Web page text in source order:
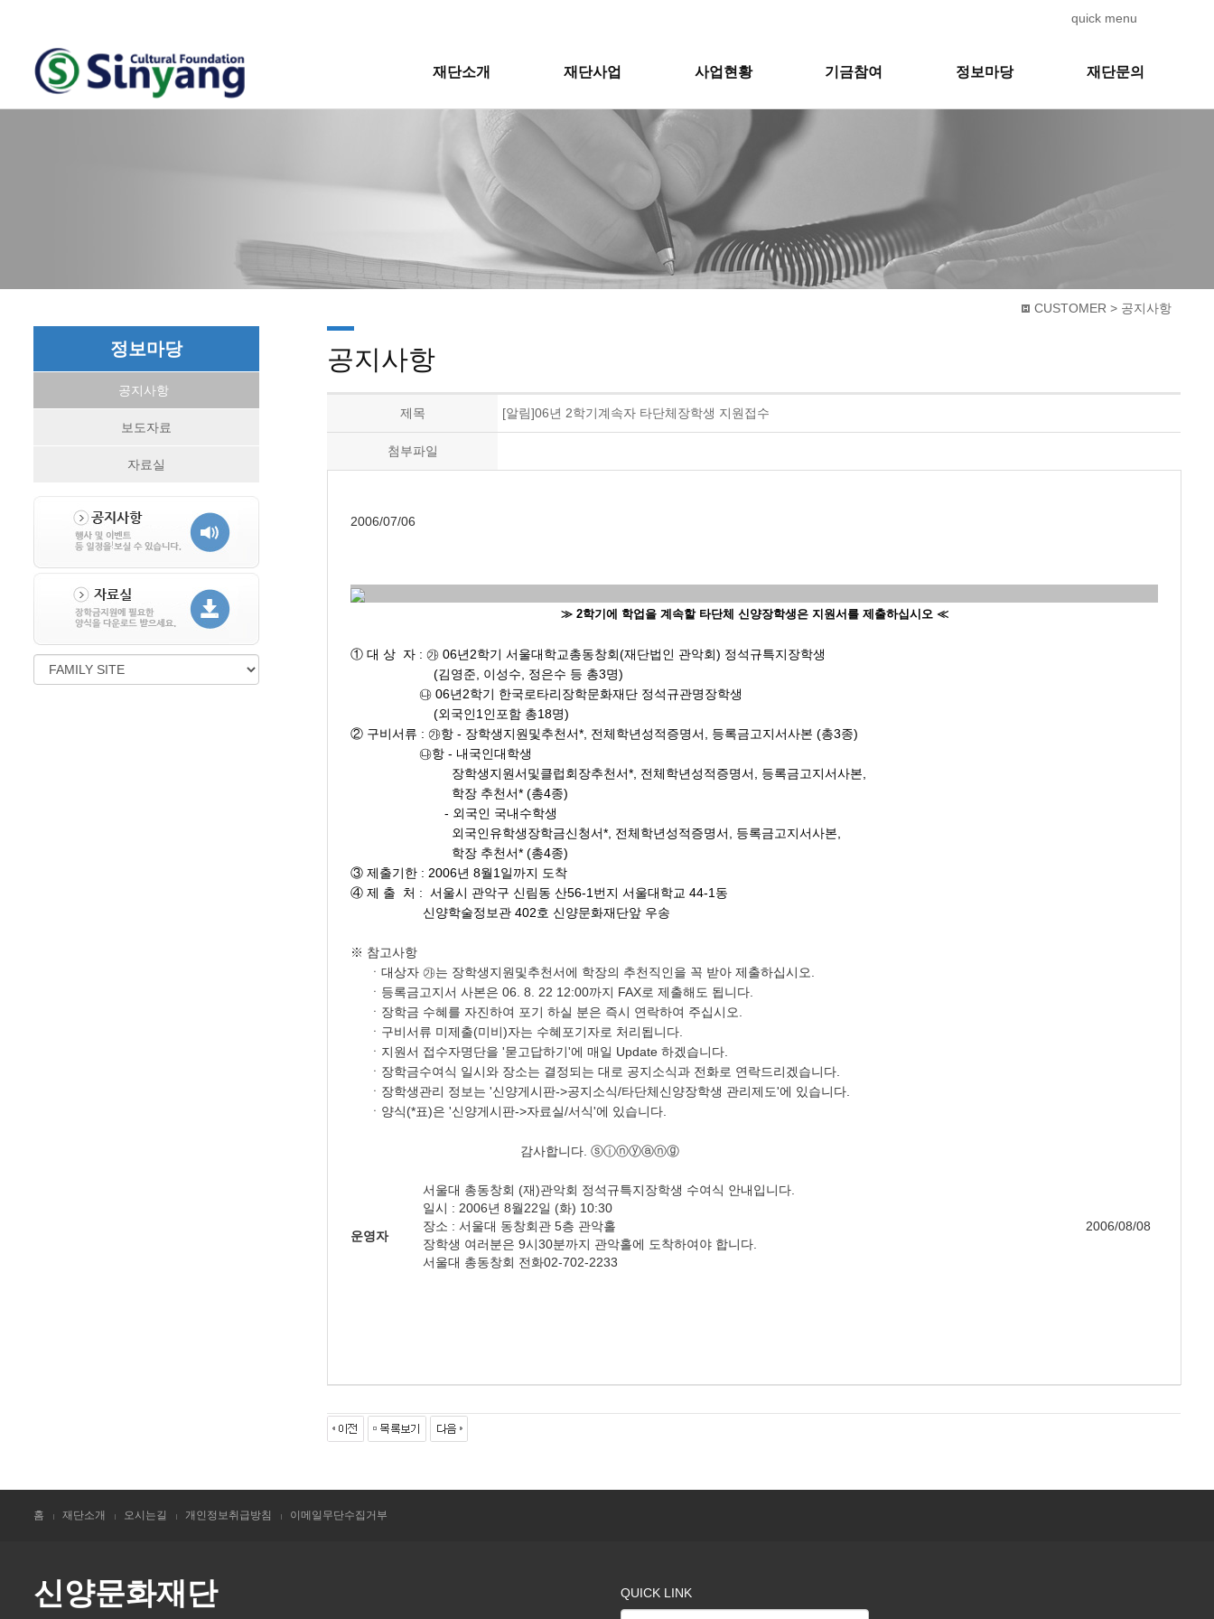
quick menu
재단소개 재단사업 사업현황 기금참여 정보마당 재단문의
CUSTOMER > 공지사항
공지사항
제목 [알림]06년 2학기계속자 타단체장학생 지원접수
첨부파일
2006/07/06
≫ 2학기에 학업을 계속할 타단체 신양장학생은 지원서를 제출하십시오 ≪
① 대 상 자 : ㉮ 06년2학기 서울대학교총동창회(재단법인 관악회) 정석규특지장학생
(김영준, 이성수, 정은수 등 총3명)
㉯ 06년2학기 한국로타리장학문화재단 정석규관명장학생
(외국인1인포함 총18명)
② 구비서류 : ㉮항 - 장학생지원및추천서*, 전체학년성적증명서, 등록금고지서사본 (총3종)
㉯항 - 내국인대학생
장학생지원서및클럽회장추천서*, 전체학년성적증명서, 등록금고지서사본,
학장 추천서* (총4종)
- 외국인 국내수학생
외국인유학생장학금신청서*, 전체학년성적증명서, 등록금고지서사본,
학장 추천서* (총4종)
③ 제출기한 : 2006년 8월1일까지 도착
④ 제 출 처 : 서울시 관악구 신림동 산56-1번지 서울대학교 44-1동
신양학술정보관 402호 신양문화재단앞 우송
※ 참고사항
ㆍ대상자 ㉮는 장학생지원및추천서에 학장의 추천직인을 꼭 받아 제출하십시오.
ㆍ등록금고지서 사본은 06. 8. 22 12:00까지 FAX로 제출해도 됩니다.
ㆍ장학금 수혜를 자진하여 포기 하실 분은 즉시 연락하여 주십시오.
ㆍ구비서류 미제출(미비)자는 수혜포기자로 처리됩니다.
ㆍ지원서 접수자명단을 '묻고답하기'에 매일 Update 하겠습니다.
ㆍ장학금수여식 일시와 장소는 결정되는 대로 공지소식과 전화로 연락드리겠습니다.
ㆍ장학생관리 정보는 '신양게시판->공지소식/타단체신양장학생 관리제도'에 있습니다.
ㆍ양식(*표)은 '신양게시판->자료실/서식'에 있습니다.
감사합니다. ⓢⓘⓝⓨⓐⓝⓖ
운영자
서울대 총동창회 (재)관악회 정석규특지장학생 수여식 안내입니다.
일시 : 2006년 8월22일 (화) 10:30
장소 : 서울대 동창회관 5층 관악홀
장학생 여러분은 9시30분까지 관악홀에 도착하여야 합니다.
서울대 총동창회 전화02-702-2233
2006/08/08
정보마당
공지사항
보도자료
자료실
홈 재단소개 오시는길 개인정보취급방침 이메일무단수집거부
신양문화재단 QUICK LINK